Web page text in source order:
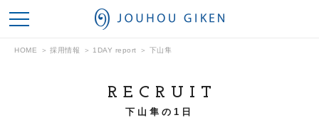
HOME 採用情報 1DAY report 下山隼
RECRUIT
下山隼の1日